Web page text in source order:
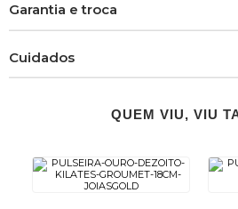
Garantia e troca
Cuidados
QUEM VIU, VIU